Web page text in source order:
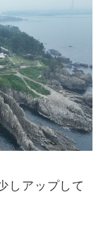
しアップして